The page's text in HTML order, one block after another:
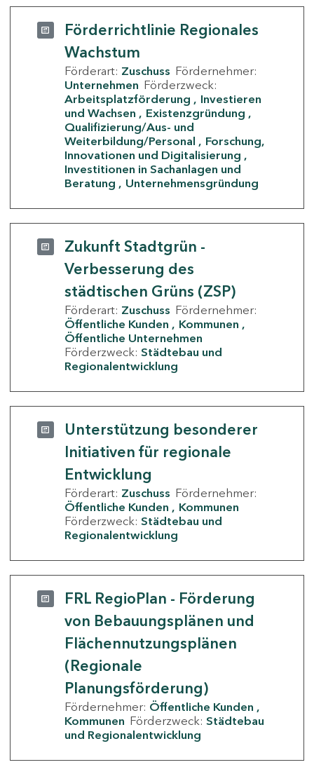
Förderrichtlinie Regionales
Wachstum
Förderart: Zuschuss Fördernehmer:
Unternehmen Förderzweck:
Arbeitsplatzförderung
Investieren
und Wachsen
Existenzgründung
Qualifizierung/Aus- und
Weiterbildung/Personal
Forschung,
Innovationen und Digitalisierung
Investitionen in Sachanlagen und
Beratung
Unternehmensgründung
Zukunft Stadtgrün -
Verbesserung des
städtischen Grüns (ZSP)
Förderart: Zuschuss Fördernehmer:
Öffentliche Kunden
Kommunen
Öffentliche Unternehmen
Förderzweck: Städtebau und
Regionalentwicklung
Unterstützung besonderer
Initiativen für regionale
Entwicklung
Förderart: Zuschuss Fördernehmer:
Öffentliche Kunden
Kommunen
Förderzweck: Städtebau und
Regionalentwicklung
FRL RegioPlan - Förderung
von Bebauungsplänen und
Flächennutzungsplänen
(Regionale
Planungsförderung)
Fördernehmer: Öffentliche Kunden
Kommunen Förderzweck: Städtebau
und Regionalentwicklung